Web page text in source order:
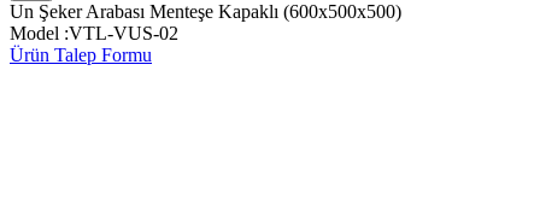
Un Şeker Arabası Menteşe Kapaklı (600x500x500)
Model :VTL-VUS-02
Ürün Talep Formu